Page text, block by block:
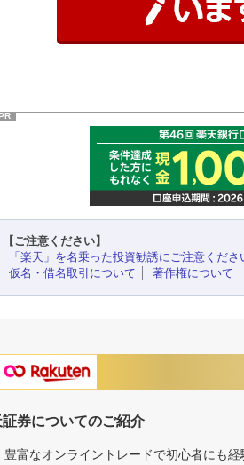
【ご注意ください】
「楽天」を名乗った投資勧誘にご注意くださ
仮名・借名取引について
著作権について
券についてのご紹介
豊富なオンライントレードで初心者にも